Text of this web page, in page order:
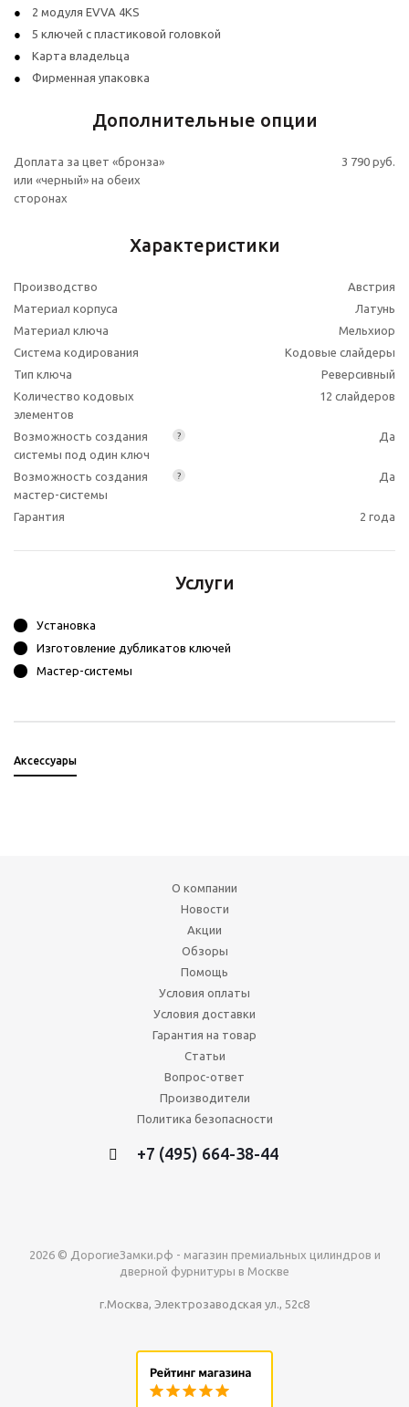
2 модуля EVVA 4KS
5 ключей с пластиковой головкой
Карта владельца
Фирменная упаковка
Дополнительные опции
Доплата за цвет «бронза»
или «черный» на обеих
сторонах
3 790 руб.
Характеристики
Производство
Австрия
Материал корпуса
Латунь
Материал ключа
Мельхиор
Система кодирования
Кодовые слайдеры
Тип ключа
Реверсивный
Количество кодовых
элементов
12 слайдеров
?
Возможность создания
системы под один ключ
Да
?
Возможность создания
мастер-системы
Да
Гарантия 2 года
Услуги
Установка
Изготовление дубликатов ключей
Мастер-системы
Аксессуары
О компании
Новости
Акции
Обзоры
Помощь
Условия оплаты
Условия доставки
Гарантия на товар
Статьи
Вопрос-ответ
Производители
Политика безопасности
+7 (495) 664-38-44
2026 © ДорогиеЗамки.рф - магазин премиальных цилиндров и
дверной фурнитуры в Москве
г.Москва, Электрозаводская ул., 52с8